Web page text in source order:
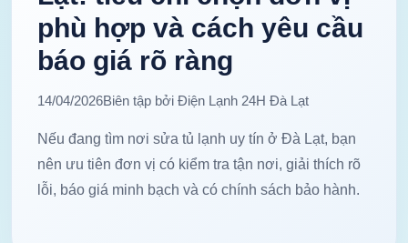
phù hợp và cách yêu cầu
báo giá rõ ràng
14/04/2026Biên tập bởi Điện Lạnh 24H Đà Lạt
Nếu đang tìm nơi sửa tủ lạnh uy tín ở Đà Lạt, bạn
nên ưu tiên đơn vị có kiểm tra tận nơi, giải thích rõ
lỗi, báo giá minh bạch và có chính sách bảo hành.